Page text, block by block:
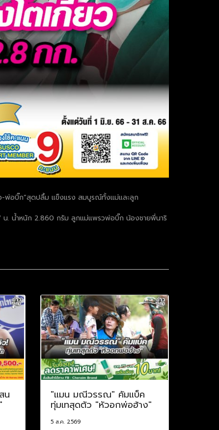
-พ่อบิ๊ก”สุดปลื้ม แข็งแรง สมบูรณ์ทั้งแม่และลูก
น. น้ำหนัก 2.860 กรัม ลูกแม่แพรวพ่อบิ๊ก น้องชายพี่นาริ
น "แมน มณีวรรณ" คัมแบ็ค
ทุ่มเทสุดตัว "หัวอกพ่อฮ้าง"
5 ส.ค. 2569